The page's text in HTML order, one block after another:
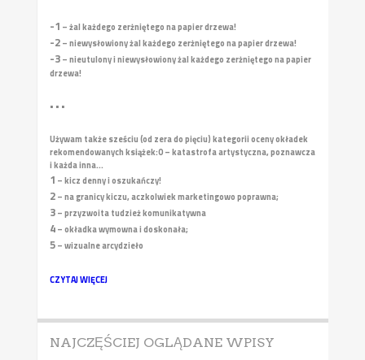
-1 – żal każdego zerżniętego na papier drzewa!
-2– niewysłowiony żal każdego zerżniętego na papier drzewa!
-3– nieutulony i niewysłowiony żal każdego zerżniętego na papier
drzewa!
• • •
Używam także sześciu (od zera do pięciu) kategorii oceny okładek
rekomendowanych książek:0 – katastrofa artystyczna, poznawcza
i każda inna...
1 – kicz denny i oszukańczy!
2– na granicy kiczu, aczkolwiek marketingowo poprawna;
3– przyzwoita tudzież komunikatywna
4– okładka wymowna i doskonała;
5– wizualne arcydzieło
CZYTAJ WIĘCEJ
NAJCZĘŚCIEJ OGLĄDANE WPISY